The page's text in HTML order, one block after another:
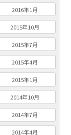
2016年1月
2015年10月
2015年7月
2015年4月
2015年1月
2014年10月
2014年7月
2014年4月